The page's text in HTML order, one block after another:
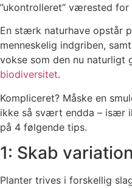
”ukontrolleret” værested for
En stærk naturhave opstår
menneskelig indgriben,
vokse som den nu naturligt
biodiversitet.
Kompliceret? Måske en
ikke så svært endda – især
på 4 følgende tips.
1: Skab
Planter trives i forskellig